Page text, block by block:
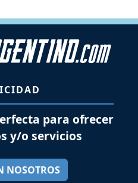
para ofrecer
y/o servicios
NOSOTROS